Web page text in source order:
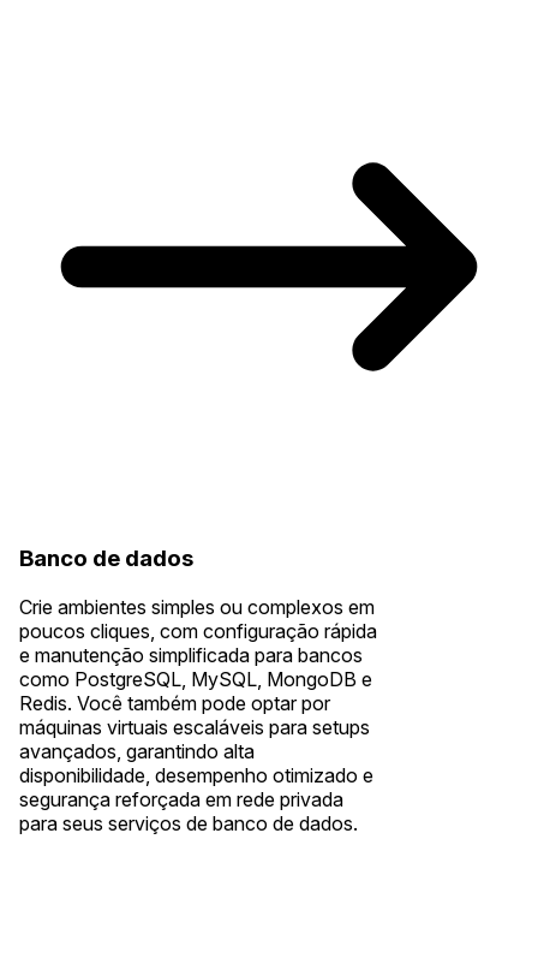
Banco de dados
Crie ambientes simples ou complexos em
poucos cliques, com configuração rápida
e manutenção simplificada para bancos
como PostgreSQL, MySQL, MongoDB e
Redis. Você também pode optar por
máquinas virtuais escaláveis para setups
avançados, garantindo alta
disponibilidade, desempenho otimizado e
segurança reforçada em rede privada
para seus serviços de banco de dados.